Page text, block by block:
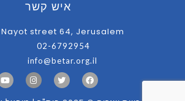
איש קשר
Nayot street 64, Jerusalem
02-6792954
info@betar.org.il
F
a
c
T
w
i
I
n
s
Y
o
u